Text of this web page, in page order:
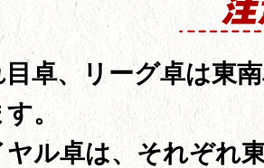
目卓、リーグ卓は東
。
ヤル卓は、それぞれ